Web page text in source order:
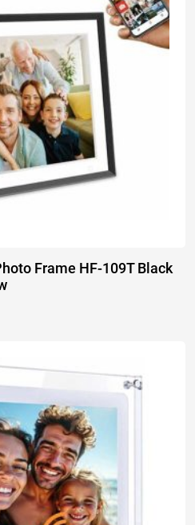
Frame HF-109T Black